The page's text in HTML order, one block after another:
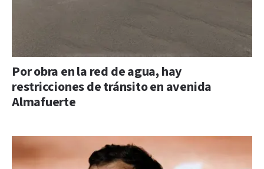
Por obra en la red de agua, hay
restricciones de tránsito en avenida
Almafuerte